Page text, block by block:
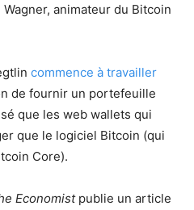
animateur du Bitcoin
commence à travailler
de fournir un portefeuille
que les web wallets qui
que le logiciel Bitcoin (qui
Core).
Economistpublie un article